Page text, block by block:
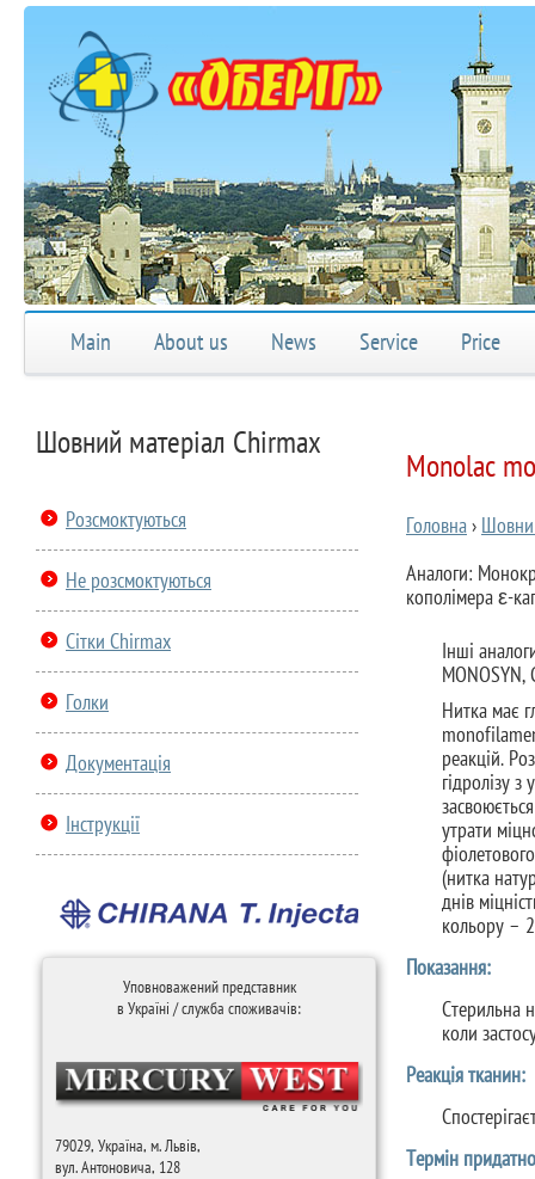
Main About us News Service Price
Шовний матеріал Chirmax
Розсмоктуються
Не розсмоктуються
Сітки Chirmax
Голки
Документація
Інструкції
Уповноважений представник
в Україні / служба споживачів:
79029, Україна, м. Львів,
вул. Антоновича, 128
Monolac
Головна›
Аналоги:
кополімера ε-
Інші
MONOSYN,
Нитка має
реакцій.
гідролізу
утрати
(нитка
днів
кольору –
Показання:
Стерильна
коли
Реакція тканин:
Термін